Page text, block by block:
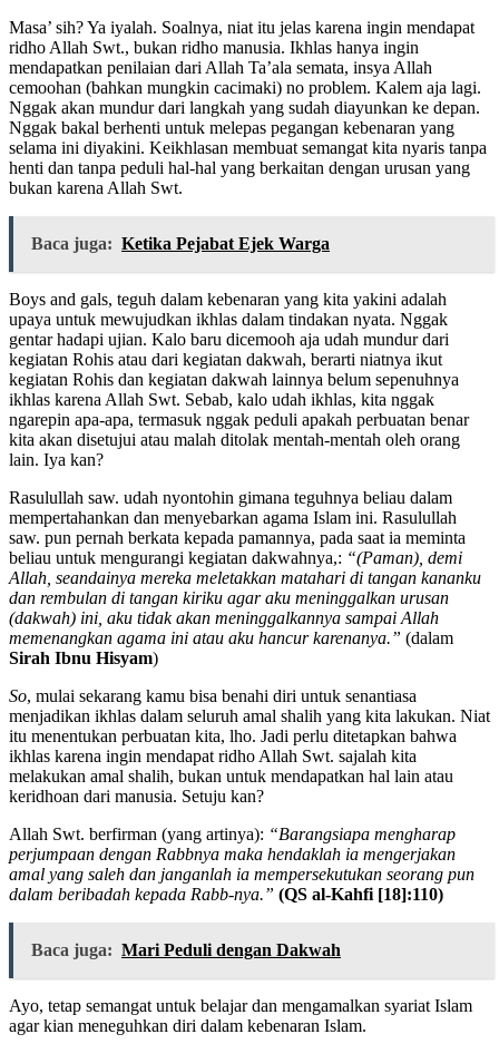
Masa’ sih? Ya iyalah. Soalnya, niat itu jelas karena ingin mendapat
ridho Allah Swt., bukan ridho manusia. Ikhlas hanya ingin
mendapatkan penilaian dari Allah Ta’ala semata, insya Allah
cemoohan (bahkan mungkin cacimaki) no problem. Kalem aja lagi.
Nggak akan mundur dari langkah yang sudah diayunkan ke depan.
Nggak bakal berhenti untuk melepas pegangan kebenaran yang
selama ini diyakini. Keikhlasan membuat semangat kita nyaris tanpa
henti dan tanpa peduli hal-hal yang berkaitan dengan urusan yang
bukan karena Allah Swt.
Baca juga: Ketika Pejabat Ejek Warga
Boys and gals, teguh dalam kebenaran yang kita yakini adalah
upaya untuk mewujudkan ikhlas dalam tindakan nyata. Nggak
gentar hadapi ujian. Kalo baru dicemooh aja udah mundur dari
kegiatan Rohis atau dari kegiatan dakwah, berarti niatnya ikut
kegiatan Rohis dan kegiatan dakwah lainnya belum sepenuhnya
ikhlas karena Allah Swt. Sebab, kalo udah ikhlas, kita nggak
ngarepin apa-apa, termasuk nggak peduli apakah perbuatan benar
kita akan disetujui atau malah ditolak mentah-mentah oleh orang
lain. Iya kan?
Rasulullah saw. udah nyontohin gimana teguhnya beliau dalam
mempertahankan dan menyebarkan agama Islam ini. Rasulullah
saw. pun pernah berkata kepada pamannya, pada saat ia meminta
beliau untuk mengurangi kegiatan dakwahnya,: “(Paman), demi
Allah, seandainya mereka meletakkan matahari di tangan kananku
dan rembulan di tangan kiriku agar aku meninggalkan urusan
(dakwah) ini, aku tidak akan meninggalkannya sampai Allah
meme­nangkan agama ini atau aku hancur karenanya.” (dalam
Sirah Ibnu Hisyam)
So, mulai sekarang kamu bisa benahi diri untuk senantiasa
menjadikan ikhlas dalam seluruh amal shalih yang kita lakukan. Niat
itu menentukan perbuatan kita, lho. Jadi perlu ditetapkan bahwa
ikhlas karena ingin mendapat ridho Allah Swt. sajalah kita
melakukan amal shalih, bukan untuk mendapatkan hal lain atau
keridhoan dari manusia. Setuju kan?
Allah Swt. berfirman (yang artinya): “Barangsiapa mengharap
perjumpaan dengan Rabbnya maka hendaklah ia mengerjakan
amal yang saleh dan janganlah ia mempersekutukan seorang pun
dalam beribadah kepada Rabb-nya.” (QS al-Kahfi [18]:110)
Baca juga: Mari Peduli dengan Dakwah
Ayo, tetap semangat untuk belajar dan mengamalkan syariat Islam
agar kian meneguhkan diri dalam kebenaran Islam.